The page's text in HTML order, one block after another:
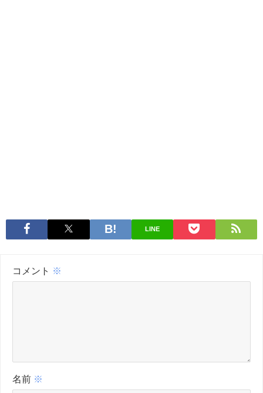
LINE
コメント ※
名前 ※